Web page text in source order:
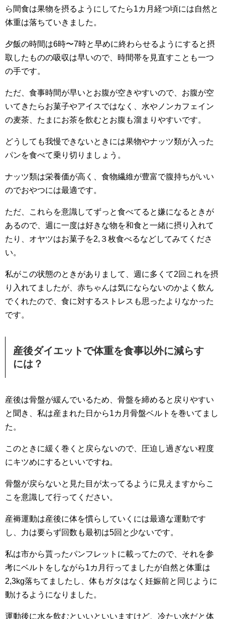
ら間食は果物を摂るようにしてたら1カ月経つ頃には自然と
体重は落ちていきました。
夕飯の時間は6時〜7時と早めに終わらせるようにすると摂
取したものの吸収は早いので、時間帯を見直すことも一つ
の手です。
ただ、食事時間が早いとお腹が空きやすいので、お腹が空
いてきたらお菓子やアイスではなく、水やノンカフェイン
の麦茶、たまにお茶を飲むとお腹も溜まりやすいです。
どうしても我慢できないときには果物やナッツ類が入った
パンを食べて乗り切りましょう。
ナッツ類は栄養価が高く、食物繊維が豊富で腹持ちがいい
のでおやつには最適です。
ただ、これらを意識してずっと食べてると嫌になるときが
あるので、週に一度は好きな物を和食と一緒に摂り入れて
たり、オヤツはお菓子を2,３枚食べるなどしてみてくださ
い。
私がこの状態のときがありまして、週に多くて2回これを摂
り入れてましたが、赤ちゃんは気にならないのかよく飲ん
でくれたので、食に対するストレスも思ったよりなかった
です。
産後ダイエットで体重を食事以外に減らす
には？
産後は骨盤が緩んでいるため、骨盤を締めると戻りやすい
と聞き、私は産まれた日から1カ月骨盤ベルトを巻いてまし
た。
このときに緩く巻くと戻らないので、圧迫し過ぎない程度
にキツめにするといいですね。
骨盤が戻らないと見た目が太ってるように見えますからこ
こを意識して行ってください。
産褥運動は産後に体を慣らしていくには最適な運動です
し、力は要らず回数も最初は5回と少ないです。
私は市から貰ったパンフレットに載ってたので、それを参
考にベルトをしながら1カ月行ってましたが自然と体重は
2,3kg落ちてましたし、体もガタはなく妊娠前と同じように
動けるようになりました。
運動後に水を飲むといいといいますけど、冷たい水だと体